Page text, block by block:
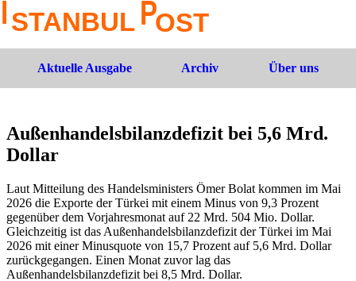
Aktuelle Ausgabe Archiv Über uns
Außenhandelsbilanzdefizit bei 5,6 Mrd.
Dollar
Laut Mitteilung des Handelsministers Ömer Bolat kommen im Mai
2026 die Exporte der Türkei mit einem Minus von 9,3 Prozent
gegenüber dem Vorjahresmonat auf 22 Mrd. 504 Mio. Dollar.
Gleichzeitig ist das Außenhandelsbilanzdefizit der Türkei im Mai
2026 mit einer Minusquote von 15,7 Prozent auf 5,6 Mrd. Dollar
zurückgegangen. Einen Monat zuvor lag das
Außenhandelsbilanzdefizit bei 8,5 Mrd. Dollar.